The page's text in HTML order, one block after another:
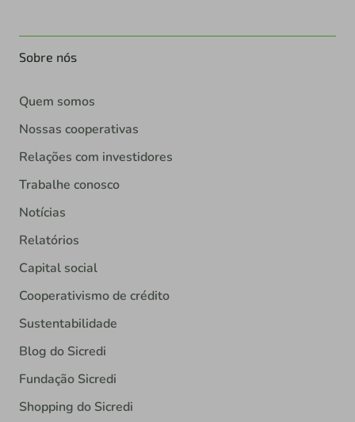
Sobre nós
Quem somos
Nossas cooperativas
Relações com investidores
Trabalhe conosco
Notícias
Relatórios
Capital social
Cooperativismo de crédito
Sustentabilidade
Blog do Sicredi
Fundação Sicredi
Shopping do Sicredi